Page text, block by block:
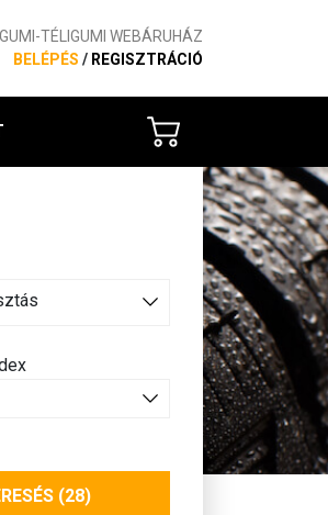
TÉLIGUMI WEBÁRUHÁZ
BELÉPÉS / REGISZTRÁCIÓ
(28)